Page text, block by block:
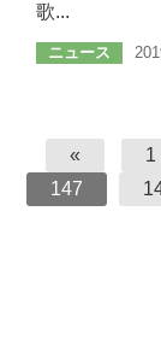
歌...
ニュース
« 1
147